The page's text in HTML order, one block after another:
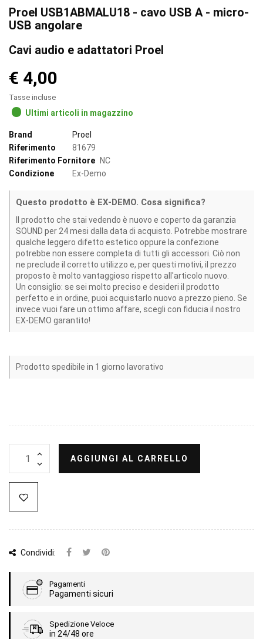
Proel USB1ABMALU18 - cavo USB A - micro-
USB angolare
Cavi audio e adattatori Proel
€ 4,00
Tasse incluse
Ultimi articoli in magazzino
Brand
Proel
Riferimento
81679
Riferimento Fornitore
NC
Condizione
Ex-Demo
Questo prodotto è EX-DEMO. Cosa significa?
Il prodotto che stai vedendo è nuovo e coperto da garanzia
SOUND per 24 mesi dalla data di acquisto. Potrebbe mostrare
qualche leggero difetto estetico oppure la confezione
potrebbe non essere completa di tutti gli accessori. Ciò non
ne preclude il corretto utilizzo e, per questi motivi, il prezzo
proposto è molto vantaggioso rispetto all'articolo nuovo.
Un consiglio: se sei molto preciso e desideri il prodotto
perfetto e in ordine, puoi acquistarlo nuovo a prezzo pieno. Se
invece vuoi fare un ottimo affare, scegli con fiducia il nostro
EX-DEMO garantito!
Prodotto spedibile in 1 giorno lavorativo
AGGIUNGI AL CARRELLO
Condividi:
Pagamenti
Pagamenti sicuri
Spedizione Veloce
in 24/48 ore